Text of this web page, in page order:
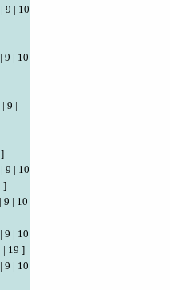
| 9 | 10
| 9 | 10
| 9 |
]
| 9 | 10
]
| 9 | 10
| 9 | 10
| 19 ]
| 9 | 10